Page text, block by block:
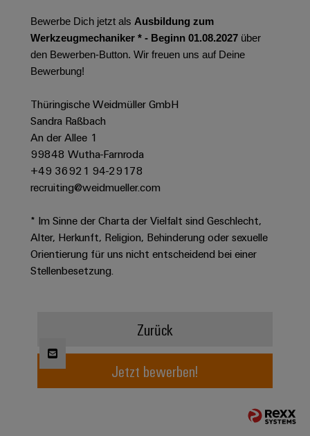
für
die
Wasser-
und
Abwasserindustrie
Wasserstoff
Wasserstoff
als
Schlüsseltechnologie
für
die
Energiewende
Effizienter
Betrieb
von
Windparks
Software
Markierer
Industriedrucker
Industrieleuchte
Cabinet
Infrastructure
Assemblierungsservice
Bestückte
Klemmenleisten
Gehäuse
Kundenspezifische
Bewerbe Dich jetzt als Ausbildung zum
Werkzeugmechaniker * - Beginn 01.08.2027 über
den Bewerben-Button. Wir freuen uns auf Deine
Bewerbung!
Thüringische Weidmüller GmbH
Sandra Raßbach
An der Allee 1
99848 Wutha-Farnroda
+49 36921 94-29178
recruiting@weidmueller.com
* Im Sinne der Charta der Vielfalt sind Geschlecht,
Alter, Herkunft, Religion, Behinderung oder sexuelle
Orientierung für uns nicht entscheidend bei einer
Stellenbesetzung.
Zurück
Jetzt bewerben!